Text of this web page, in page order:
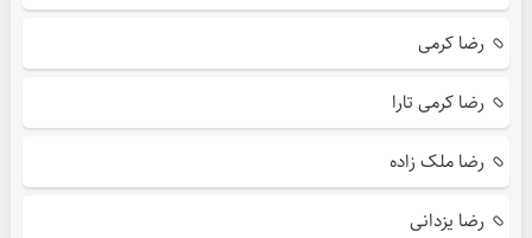
رضا کرمی
رضا کرمی تارا
رضا ملک زاده
رضا یزدانی